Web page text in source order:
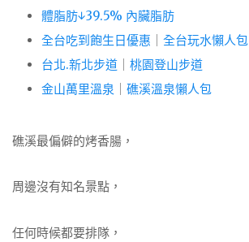
體脂肪↓39.5% 內臟脂肪
全台吃到飽生日優惠
全台玩水懶人包
台北.新北步道
桃園登山步道
金山萬里溫泉
礁溪溫泉懶人包
礁溪最偏僻的烤香腸，
周邊沒有知名景點，
任何時候都要排隊，